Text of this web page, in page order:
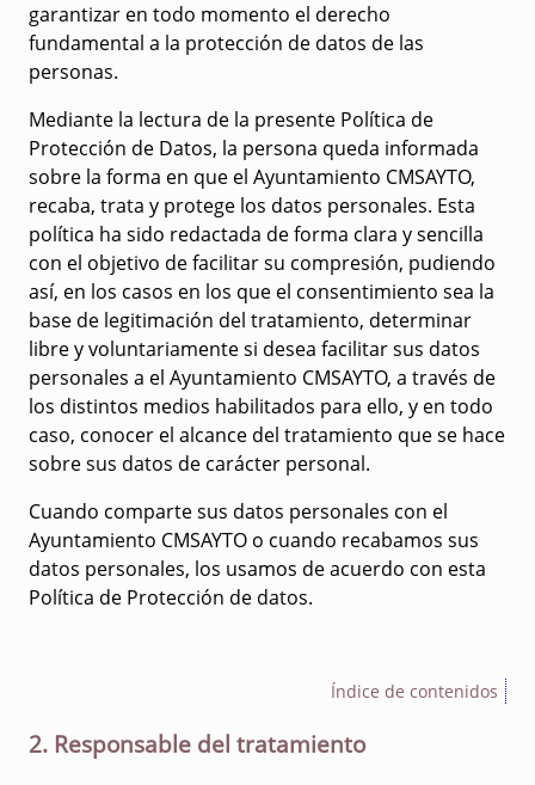
garantizar en todo momento el derecho
fundamental a la protección de datos de las
personas.
Mediante la lectura de la presente Política de
Protección de Datos, la persona queda informada
sobre la forma en que el Ayuntamiento CMSAYTO,
recaba, trata y protege los datos personales. Esta
política ha sido redactada de forma clara y sencilla
con el objetivo de facilitar su compresión, pudiendo
así, en los casos en los que el consentimiento sea la
base de legitimación del tratamiento, determinar
libre y voluntariamente si desea facilitar sus datos
personales a el Ayuntamiento CMSAYTO, a través de
los distintos medios habilitados para ello, y en todo
caso, conocer el alcance del tratamiento que se hace
sobre sus datos de carácter personal.
Cuando comparte sus datos personales con el
Ayuntamiento CMSAYTO o cuando recabamos sus
datos personales, los usamos de acuerdo con esta
Política de Protección de datos.
Índice de contenidos
2. Responsable del tratamiento